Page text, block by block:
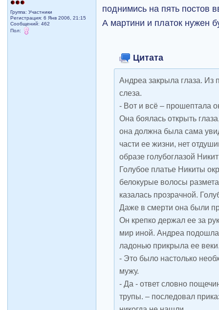
Группа: Участники
Регистрация: 6 Янв 2006, 21:15
Сообщений: 462
Пол:
поднимись на пять постов
А мартини и платок нужен
Цитата
Андреа закрыла глаза. Из
слеза.
- Вот и всё – прошептала
Она боялась открыть
она должна была сама
части ее жизни, нет
образе голубоглазой
Голубое платье Никиты
белокурые волосы
казалась прозрачной.
Даже в смерти она были
Он крепко держал ее за
мир иной. Андреа подошла
ладонью прикрыла ее
- Это было настолько
мужу.
- Да - ответ словно
трупы. – последовал